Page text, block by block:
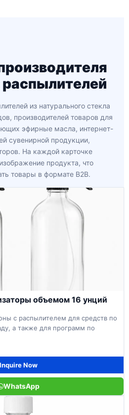
из натурального стекла
производителей товаров для
эфирные масла, интернет-
сувенирной продукции,
На каждой карточке
продукта, что
товары в формате B2B.
объемом 16 унций
с распылителем для средств по
а также для программ по
Inquire Now
WhatsApp